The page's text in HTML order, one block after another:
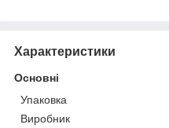
Характеристики
Основні
Упаковка
Виробник